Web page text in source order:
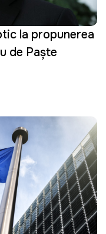
la propunerea
de Paște